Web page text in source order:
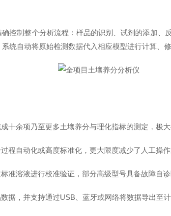
控制整个分析流程：样品的识别、试剂的添加、
统自动将原始检测数据代入相应模型进行计算、
余项乃至更多土壤养分与理化指标的测定，极大
自动化或高度标准化，更大限度减少了人工操
溶液进行校准验证，部分高级型号具备故障自诊
，并支持通过USB、蓝牙或网络将数据导出至